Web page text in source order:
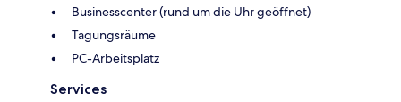
Businesscenter (rund um die Uhr geöffnet)
Tagungsräume
PC-Arbeitsplatz
Services